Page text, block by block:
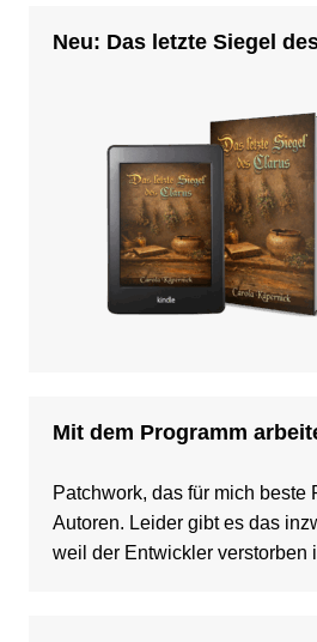
Neu: Das letzte Siegel
Mit dem Programm
Patchwork, das für mich beste
Autoren. Leider gibt es das
weil der Entwickler verstorben